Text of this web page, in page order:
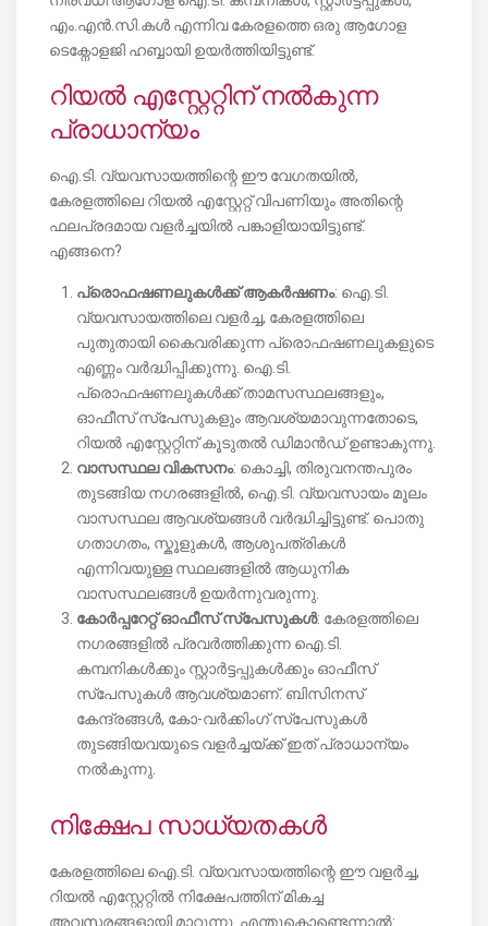
എം.എൻ.സി.കൾ എന്നിവ കേരളത്തെ ഒരു ആഗോള
ടെക്നോളജി ഹബ്ബായി ഉയർത്തിയിട്ടുണ്ട്.
റിയൽ എസ്റ്റേറ്റിന് നൽകുന്ന
പ്രാധാന്യം
ഐ.ടി. വ്യവസായത്തിന്റെ ഈ വേഗതയിൽ,
കേരളത്തിലെ റിയൽ എസ്റ്റേറ്റ് വിപണിയും അതിന്റെ
ഫലപ്രദമായ വളർച്ചയിൽ പങ്കാളിയായിട്ടുണ്ട്.
എങ്ങനെ?
പ്രൊഫഷണലുകൾക്ക് ആകർഷണം: ഐ.ടി.
വ്യവസായത്തിലെ വളർച്ച, കേരളത്തിലെ
പുതുതായി കൈവരിക്കുന്ന പ്രൊഫഷണലുകളുടെ
എണ്ണം വർദ്ധിപ്പിക്കുന്നു. ഐ.ടി.
പ്രൊഫഷണലുകൾക്ക് താമസസ്ഥലങ്ങളും,
ഓഫീസ് സ്പേസുകളും ആവശ്യമാവുന്നതോടെ,
റിയൽ എസ്റ്റേറ്റിന് കൂടുതൽ ഡിമാൻഡ് ഉണ്ടാകുന്നു.
വാസസ്ഥല വികസനം: കൊച്ചി, തിരുവനന്തപുരം
തുടങ്ങിയ നഗരങ്ങളിൽ, ഐ.ടി. വ്യവസായം മൂലം
വാസസ്ഥല ആവശ്യങ്ങൾ വർദ്ധിച്ചിട്ടുണ്ട്. പൊതു
ഗതാഗതം, സ്കൂളുകൾ, ആശുപത്രികൾ
എന്നിവയുള്ള സ്ഥലങ്ങളിൽ ആധുനിക
വാസസ്ഥലങ്ങൾ ഉയർന്നുവരുന്നു.
കോർപ്പറേറ്റ് ഓഫീസ് സ്പേസുകൾ: കേരളത്തിലെ
നഗരങ്ങളിൽ പ്രവർത്തിക്കുന്ന ഐ.ടി.
കമ്പനികൾക്കും സ്റ്റാർട്ടപ്പുകൾക്കും ഓഫീസ്
സ്പേസുകൾ ആവശ്യമാണ്. ബിസിനസ്
കേന്ദ്രങ്ങൾ, കോ-വർക്കിംഗ് സ്പേസുകൾ
തുടങ്ങിയവയുടെ വളർച്ചയ്ക്ക് ഇത് പ്രാധാന്യം
നൽകുന്നു.
നിക്ഷേപ സാധ്യതകൾ
കേരളത്തിലെ ഐ.ടി. വ്യവസായത്തിന്റെ ഈ വളർച്ച,
റിയൽ എസ്റ്റേറ്റിൽ നിക്ഷേപത്തിന് മികച്ച
അവസരങ്ങളായി മാറുന്നു. എന്തുകൊണ്ടെന്നാൽ: